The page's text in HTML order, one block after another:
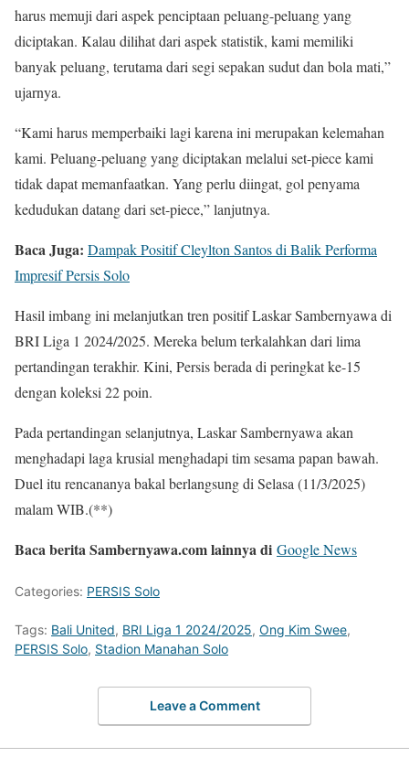
harus memuji dari aspek penciptaan peluang-peluang yang
diciptakan. Kalau dilihat dari aspek statistik, kami memiliki
banyak peluang, terutama dari segi sepakan sudut dan bola mati,”
ujarnya.
“Kami harus memperbaiki lagi karena ini merupakan kelemahan
kami. Peluang-peluang yang diciptakan melalui set-piece kami
tidak dapat memanfaatkan. Yang perlu diingat, gol penyama
kedudukan datang dari set-piece,” lanjutnya.
Baca Juga: Dampak Positif Cleylton Santos di Balik Performa
Impresif Persis Solo
Hasil imbang ini melanjutkan tren positif Laskar Sambernyawa di
BRI Liga 1 2024/2025. Mereka belum terkalahkan dari lima
pertandingan terakhir. Kini, Persis berada di peringkat ke-15
dengan koleksi 22 poin.
Pada pertandingan selanjutnya, Laskar Sambernyawa akan
menghadapi laga krusial menghadapi tim sesama papan bawah.
Duel itu rencananya bakal berlangsung di Selasa (11/3/2025)
malam WIB.(**)
Baca berita Sambernyawa.com lainnya di Google News
Categories: PERSIS Solo
Tags: Bali United, BRI Liga 1 2024/2025, Ong Kim Swee,
PERSIS Solo, Stadion Manahan Solo
Leave a Comment